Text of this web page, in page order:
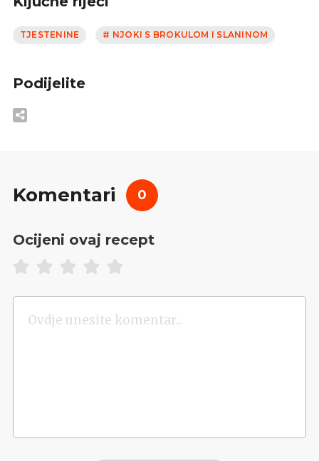
TJESTENINE # NJOKI S BROKULOM I SLANINOM
Podijelite
Komentari 0
Ocijeni ovaj recept